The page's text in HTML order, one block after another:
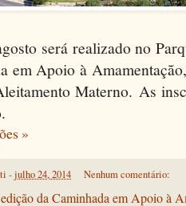
será realizado no
em Apoio à
Materno. As
»
-julho 24, 2014 Nenhum comentário:
edição da Caminhada em Apoio à